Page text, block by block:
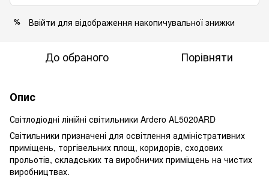
% Ввійти для відображення накопичувальної знижки
До обраного Порівняти
Опис
Світлодіодні лінійні світильники Ardero AL5020ARD
Світильники призначені для освітлення адміністративних
приміщень, торгівельних площ, коридорів, сходових
прольотів, складських та виробничих приміщень на чистих
виробництвах.